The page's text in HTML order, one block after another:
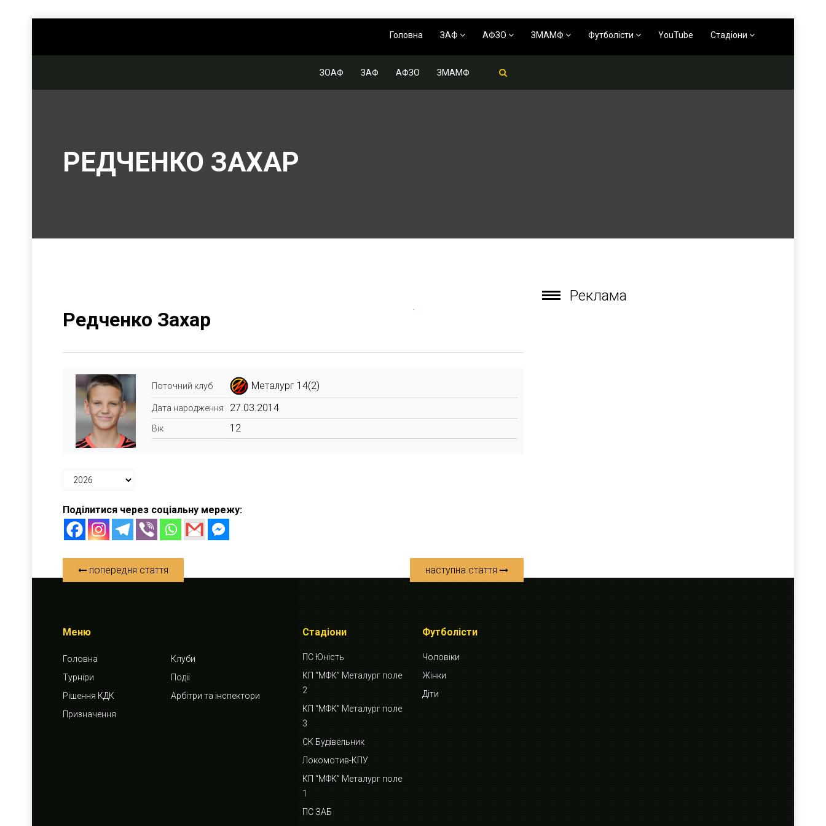
Головна ЗАФ АФЗО ЗМАМФ Футболісти YouTube Стадіони
ЗОАФ ЗАФ АФЗО ЗМАМФ
РЕДЧЕНКО ЗАХАР
Редченко Захар
Поточний клуб Металург 14(2)
Дата народження 27.03.2014
Вік 12
Поділитися через соціальну мережу:
попередня стаття наступна стаття
Реклама
Меню
Головна
Клуби
Турніри
Події
Рішення КДК
Арбітри та інспектори
Призначення
Стадіони
ПС Юність
КП “МФК” Металург поле
2
КП “МФК” Металург поле
3
СК Будівельник
Локомотив-КПУ
КП “МФК” Металург поле
1
ПС ЗАБ
Футболісти
Чоловіки
Жінки
Діти